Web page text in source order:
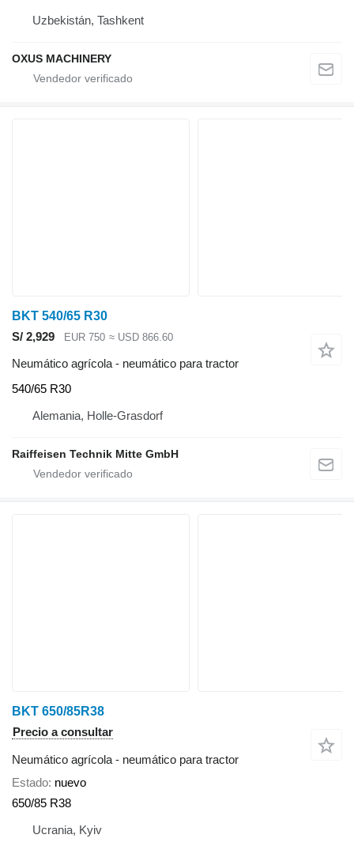
Uzbekistán, Tashkent
OXUS MACHINERY
BKT 540/65 R30
S/ 2,929
EUR 750 ≈ USD 866.60
Neumático agrícola - neumático para tractor
540/65 R30
Alemania, Holle-Grasdorf
Raiffeisen Technik Mitte GmbH
BKT 650/85R38
Precio a consultar
Neumático agrícola - neumático para tractor
Estado nuevo
650/85 R38
Ucrania, Kyiv